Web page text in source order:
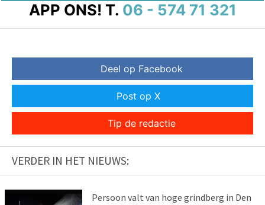
APP ONS! T. 06 - 574 71 321
Deel op Facebook
Post op X
Tip de redactie
VERDER IN HET NIEUWS:
Persoon valt van hoge grindberg in Den